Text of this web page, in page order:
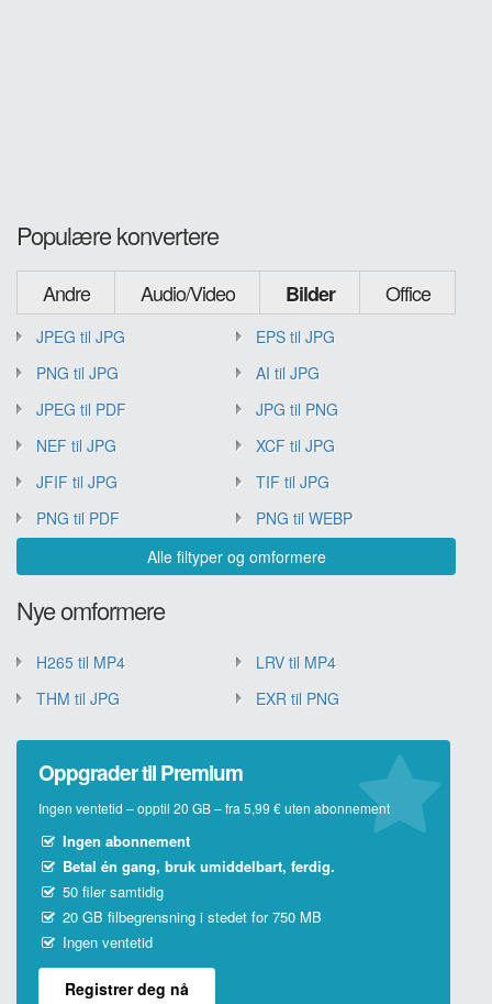
Populære konvertere
Andre Audio/Video Bilder Office
JPEG til JPG
EPS til JPG
PNG til JPG
AI til JPG
JPEG til PDF
JPG til PNG
NEF til JPG
XCF til JPG
JFIF til JPG
TIF til JPG
PNG til PDF
PNG til WEBP
Alle filtyper og omformere
Nye omformere
H265 til MP4
LRV til MP4
THM til JPG
EXR til PNG
Oppgrader til Premium
Ingen ventetid – opptil 20 GB – fra 5,99 € uten abonnement
Ingen abonnement
Betal én gang, bruk umiddelbart, ferdig.
50 filer samtidig
20 GB filbegrensning i stedet for 750 MB
Ingen ventetid
Registrer deg nå